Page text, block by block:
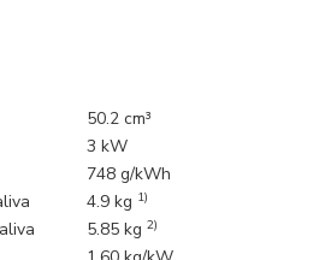
50.2 cm³
3 kW
748 g/kWh
4.9 kg 1)
5.85 kg2)